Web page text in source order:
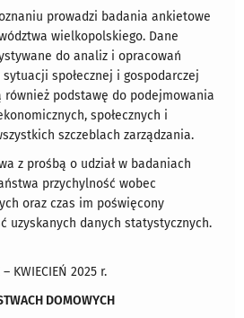
prowadzi badania ankietowe
wielkopolskiego. Dane
do analiz i opracowań
społecznej i gospodarczej
również podstawę do podejmowania
społecznych i
szczeblach zarządzania.
z prośbą o udział w badaniach
przychylność wobec
oraz czas im poświęcony
uzyskanych danych statystycznych.
KWIECIEŃ 2025 r.
DOMOWYCH